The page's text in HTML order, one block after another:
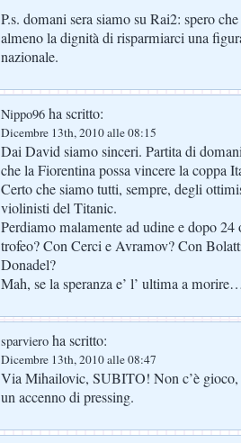
P.s. domani sera siamo su Rai2: spero
almeno la dignità di risparmiarci una
nazionale.
Nippo96 ha scritto:
Dicembre 13th, 2010 alle 08:15
Dai David siamo sinceri. Partita di
che la Fiorentina possa vincere la coppa
Certo che siamo tutti, sempre, degli
violinisti del Titanic.
Perdiamo malamente ad udine e dopo
trofeo? Con Cerci e Avramov? Con
Donadel?
Mah, se la speranza e’ l’ ultima a
sparviero ha scritto:
Dicembre 13th, 2010 alle 08:47
Via Mihailovic, SUBITO! Non c’è gioco,
un accenno di pressing.